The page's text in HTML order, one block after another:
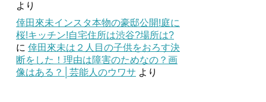
より
倖田來未インスタ本物の豪邸公開!庭に
桜!キッチン!自宅住所は渋谷?場所は?
に 倖田來未は２人目の子供をおろす決
断をした！理由は障害のためなの？画
像はある？│芸能人のウワサ より